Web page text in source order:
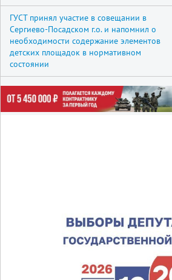
ГУСТ принял участие в совещании в
Сергиево-Посадском г.о. и напомнил о
необходимости содержание элементов
детских площадок в нормативном
состоянии